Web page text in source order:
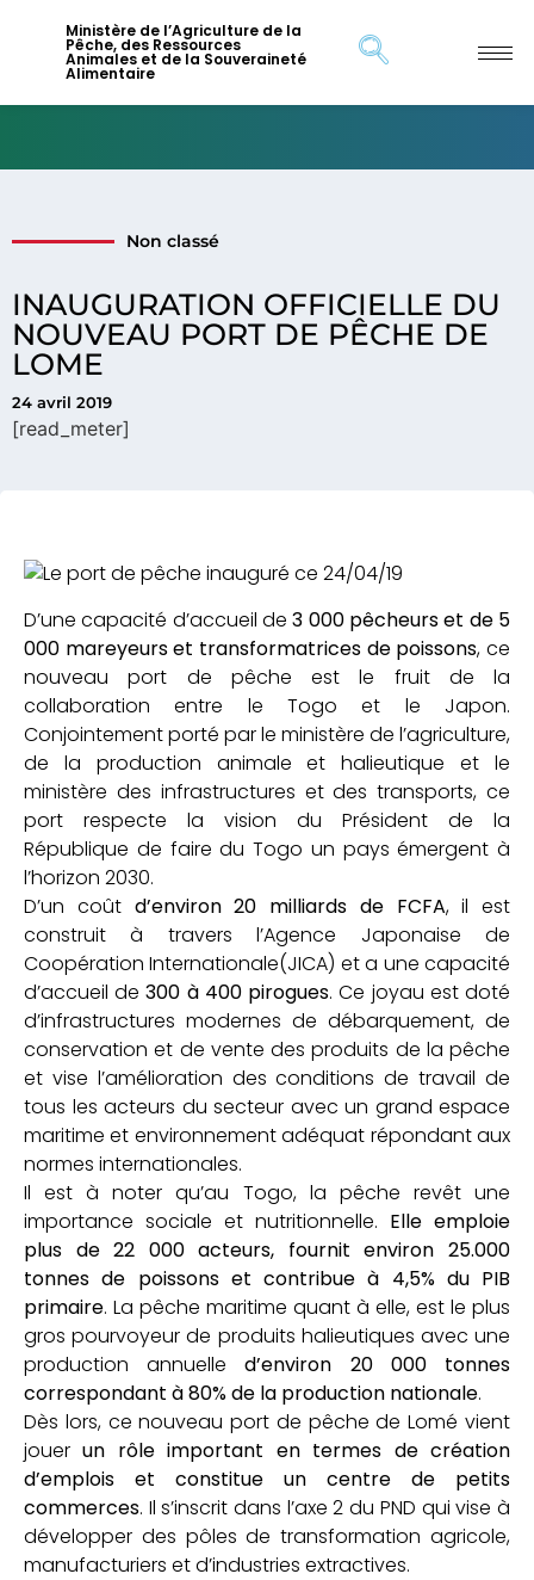
Ministère de l’Agriculture de la
Pêche, des Ressources
Animales et de la Souveraineté
Alimentaire
INAUGURATION OFFICIELLE DU
NOUVEAU PORT DE PÊCHE DE
LOME
24 avril 2019
[read_meter]
Non classé
D’une capacité d’accueil de3 000 pêcheurs et de 5
000 mareyeurs et transformatrices de poissons, ce
nouveau port de pêche est le fruit de la
collaboration entre le Togo et le Japon.
Conjointement porté par le ministère de l’agriculture,
de la production animale et halieutique et le
ministère des infrastructures et des transports, ce
port respecte la vision du Président de la
République de faire du Togo un pays émergent à
l’horizon 2030.
D’un coût d’environ 20 milliards de FCFA, il est
construit à travers l’Agence Japonaise de
Coopération Internationale(JICA) et a une capacité
d’accueil de300 à 400 pirogues. Ce joyau est doté
d’infrastructures modernes de débarquement, de
conservation et de vente des produits de la pêche
et vise l’amélioration des conditions de travail de
tous les acteurs du secteur avec un grand espace
maritime et environnement adéquat répondant aux
normes internationales.
Il est à noter qu’au Togo, la pêche revêt une
importance sociale et nutritionnelle. Elle emploie
plus de 22 000 acteurs, fournit environ 25.000
tonnes de poissons et contribue à 4,5% du PIB
primaire. La pêche maritime quant à elle, est le plus
gros pourvoyeur de produits halieutiques avec une
production annuelled’environ 20 000 tonnes
correspondant à 80% de la production nationale.
Dès lors, ce nouveau port de pêche de Lomé vient
jouerun rôle important en termes de création
d’emplois et constitue un centre de petits
commerces. Il s’inscrit dans l’axe 2 du PND qui vise à
développer des pôles de transformation agricole,
manufacturiers et d’industries extractives.